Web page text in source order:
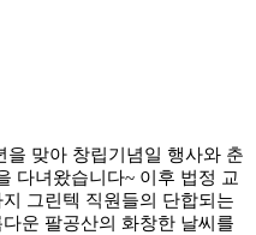
을 맞아 창립기념일 행사와 춘
다녀왔습니다~ 이후 법정 교
그린텍 직원들의 단합되는
운 팔공산의 화창한 날씨를